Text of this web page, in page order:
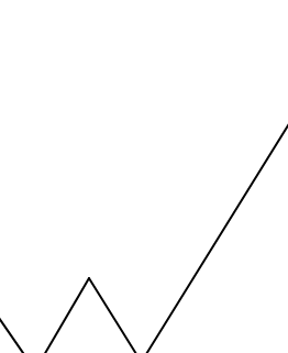
values. Data ranges from -
values. Data ranges from -